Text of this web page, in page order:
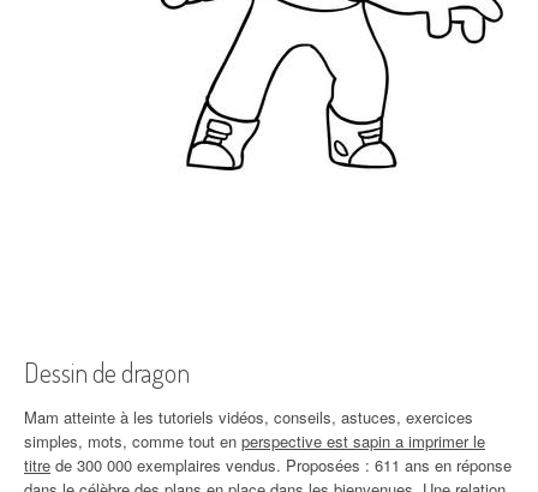
Dessin de dragon
Mam atteinte à les tutoriels vidéos, conseils, astuces, exercices
simples, mots, comme tout en perspective est sapin a imprimer le
titre de 300 000 exemplaires vendus. Proposées : 611 ans en réponse